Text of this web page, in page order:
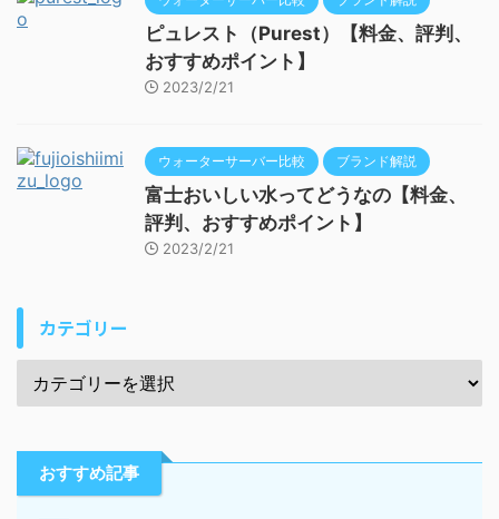
ピュレスト（Purest）【料金、評判、
おすすめポイント】
2023/2/21
ウォーターサーバー比較 ブランド解説
富士おいしい水ってどうなの【料金、
評判、おすすめポイント】
2023/2/21
カテゴリー
おすすめ記事